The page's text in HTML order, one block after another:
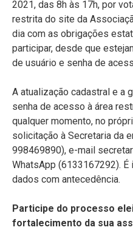
2021, das 8h às 17h, por
restrita do site da
dia com as obrigações
participar, desde que
de usuário e senha de
A atualização cadastral e a
senha de acesso à área
qualquer momento, no
solicitação à Secretaria da
998469890), e-mail
WhatsApp (6133167292).
dados com antecedência.
Participe do processo
fortalecimento da sua